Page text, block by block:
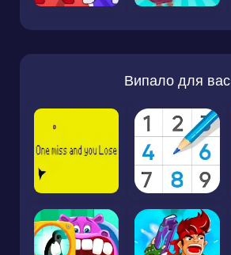
Випало для вас